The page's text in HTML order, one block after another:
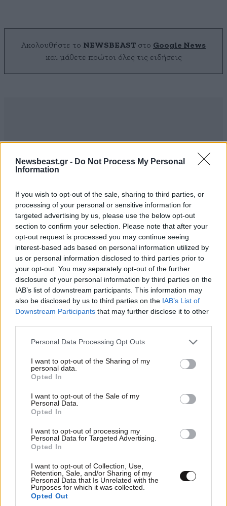
Newsbeast.gr - Do Not Process My Personal
Information
If you wish to opt-out of the sale, sharing to third parties, or
processing of your personal or sensitive information for
targeted advertising by us, please use the below opt-out
section to confirm your selection. Please note that after your
opt-out request is processed you may continue seeing
interest-based ads based on personal information utilized by
us or personal information disclosed to third parties prior to
your opt-out. You may separately opt-out of the further
disclosure of your personal information by third parties on the
IAB’s list of downstream participants. This information may
also be disclosed by us to third parties on the IAB’s List of
Downstream Participants that may further disclose it to other
Please note that this website/app uses one or more Google
not limited to your visit or usage behaviour. You may click to
grant or deny consent to Google and its third-party tags to
use your data for below specified purposes in below Google
consent section.
Personal Data Processing Opt Outs
I want to opt-out of the Sharing of my
personal data.
Opted In
I want to opt-out of the Sale of my
Personal Data.
Opted In
I want to opt-out of processing my
Personal Data for Targeted Advertising.
Opted In
I want to opt-out of Collection, Use,
Retention, Sale, and/or Sharing of my
Personal Data that Is Unrelated with the
Purposes for which it was collected.
Opted Out
Ακολουθήστε το NEWSBEAST στο Google News
και μάθετε πρώτοι όλες τις ειδήσεις
0 ΣΧΌΛΙΑ ΑΝΑΓΝΩΣΤΏΝ
ΠΡΟΣΘΕΣΤΕ ΤΟ ΣΧΟΛΙΟ ΣΑΣ
Xαρακτήρες: 0/1000
Διαβάστε και ακολουθήστε τους κανόνες σχολιασμού